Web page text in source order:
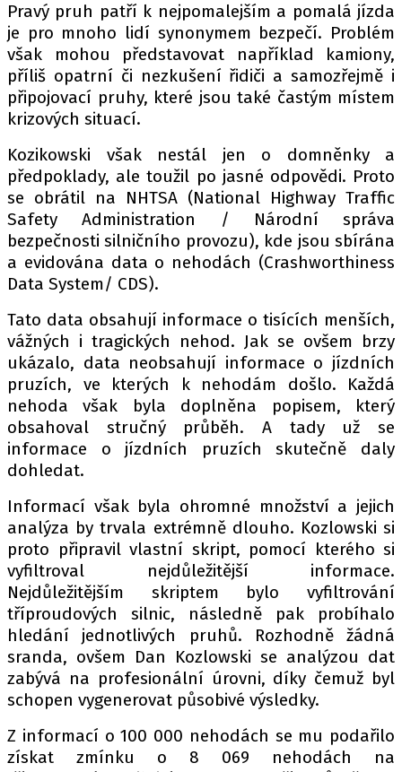
Provozovatelem serveru autoroad.cz je
INCORP MEDIA GROUP s.r.o., IČ: 118 23 054
Pravý pruh patří k nejpomalejším a pomalá jízda
je pro mnoho lidí synonymem bezpečí. Problém
však mohou představovat například kamiony,
příliš opatrní či nezkušení řidiči a samozřejmě i
připojovací pruhy, které jsou také častým místem
krizových situací.
Kozikowski však nestál jen o domněnky a
předpoklady, ale toužil po jasné odpovědi. Proto
se obrátil na NHTSA (National Highway Traffic
Safety Administration / Národní správa
bezpečnosti silničního provozu), kde jsou sbírána
a evidována data o nehodách (Crashworthiness
Data System/ CDS).
Tato data obsahují informace o tisících menších,
vážných i tragických nehod. Jak se ovšem brzy
ukázalo, data neobsahují informace o jízdních
pruzích, ve kterých k nehodám došlo. Každá
nehoda však byla doplněna popisem, který
obsahoval stručný průběh. A tady už se
informace o jízdních pruzích skutečně daly
dohledat.
Informací však byla ohromné množství a jejich
analýza by trvala extrémně dlouho. Kozlowski si
proto připravil vlastní skript, pomocí kterého si
vyfiltroval nejdůležitější informace.
Nejdůležitějším skriptem bylo vyfiltrování
tříproudových silnic, následně pak probíhalo
hledání jednotlivých pruhů. Rozhodně žádná
sranda, ovšem Dan Kozlowski se analýzou dat
zabývá na profesionální úrovni, díky čemuž byl
schopen vygenerovat působivé výsledky.
Z informací o 100 000 nehodách se mu podařilo
získat zmínku o 8 069 nehodách na